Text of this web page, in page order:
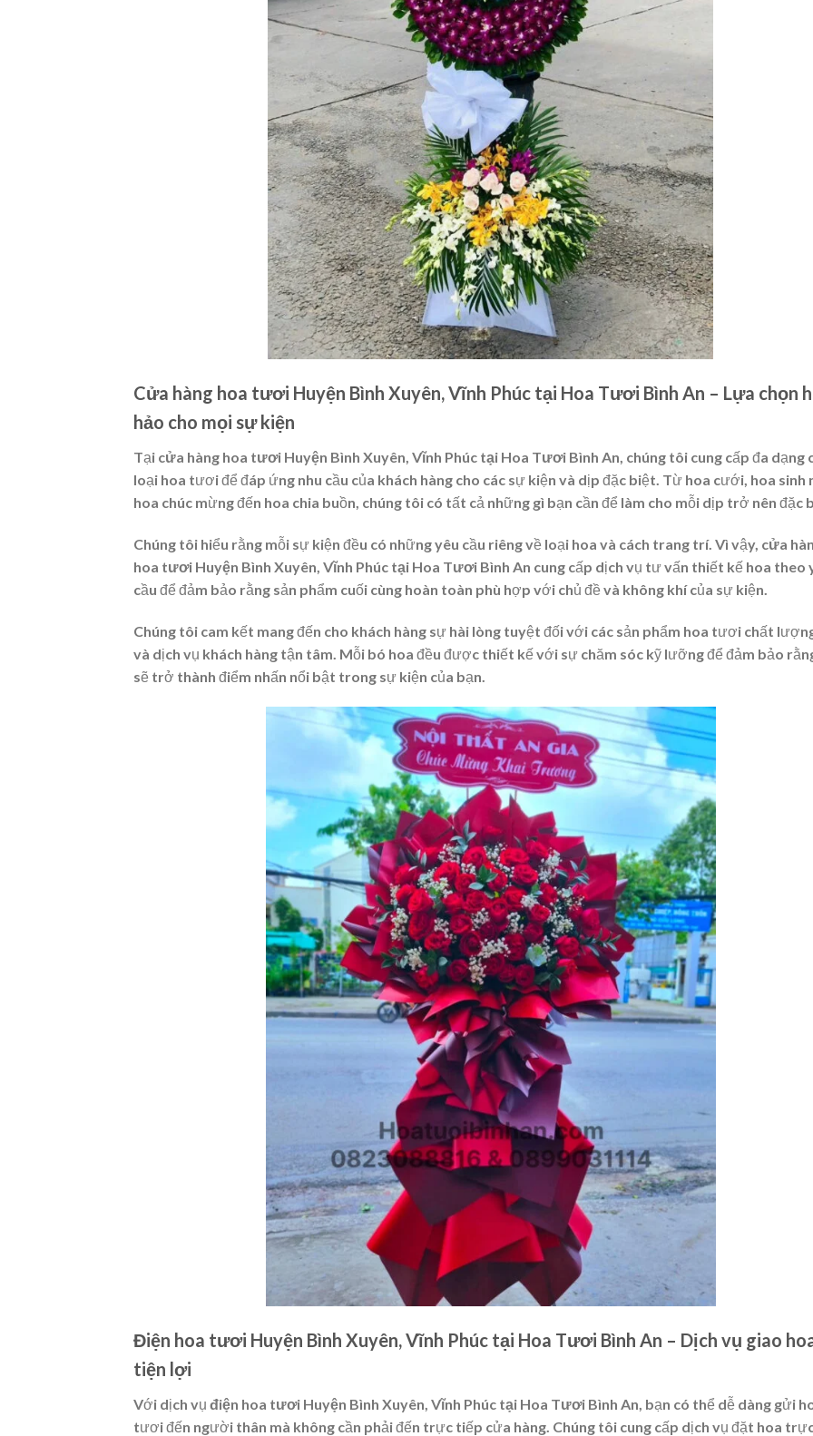
Cửa hàng hoa tươi Huyện Bình Xuyên, Vĩnh Phúc tại Hoa Tươi Bình An – Lựa chọn
hảo cho mọi sự kiện
Tại cửa hàng hoa tươi Huyện Bình Xuyên, Vĩnh Phúc tại Hoa Tươi Bình An, chúng tôi cung cấp đa dạng
loại hoa tươi để đáp ứng nhu cầu của khách hàng cho các sự kiện và dịp đặc biệt. Từ hoa cưới, hoa sinh
hoa chúc mừng đến hoa chia buồn, chúng tôi có tất cả những gì bạn cần để làm cho mỗi dịp trở nên đặc
Chúng tôi hiểu rằng mỗi sự kiện đều có những yêu cầu riêng về loại hoa và cách trang trí. Vì vậy, cửa
hoa tươi Huyện Bình Xuyên, Vĩnh Phúc tại Hoa Tươi Bình An cung cấp dịch vụ tư vấn thiết kế hoa theo
cầu để đảm bảo rằng sản phẩm cuối cùng hoàn toàn phù hợp với chủ đề và không khí của sự kiện.
Chúng tôi cam kết mang đến cho khách hàng sự hài lòng tuyệt đối với các sản phẩm hoa tươi chất
và dịch vụ khách hàng tận tâm. Mỗi bó hoa đều được thiết kế với sự chăm sóc kỹ lưỡng để đảm bảo
sẽ trở thành điểm nhấn nổi bật trong sự kiện của bạn.
Điện hoa tươi Huyện Bình Xuyên, Vĩnh Phúc tại Hoa Tươi Bình An – Dịch vụ giao
tiện lợi
Với dịch vụ điện hoa tươi Huyện Bình Xuyên, Vĩnh Phúc tại Hoa Tươi Bình An , bạn có thể dễ dàng gửi
tươi đến người thân mà không cần phải đến trực tiếp cửa hàng. Chúng tôi cung cấp dịch vụ đặt hoa